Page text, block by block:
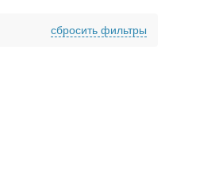
сбросить фильтры